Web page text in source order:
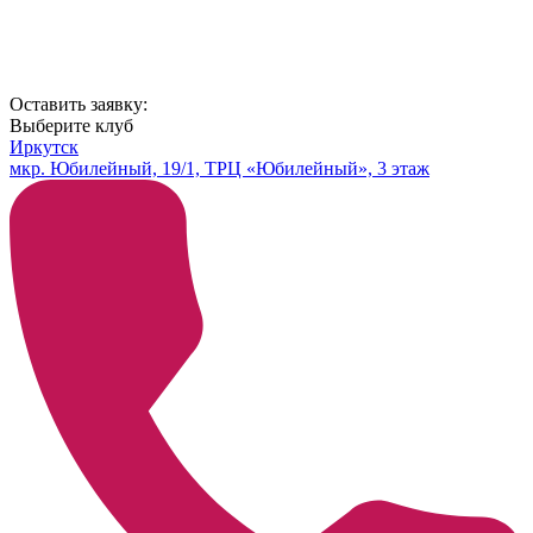
Оставить заявку:
Выберите клуб
Иркутск
мкр. Юбилейный, 19/1, ТРЦ «Юбилейный», 3 этаж